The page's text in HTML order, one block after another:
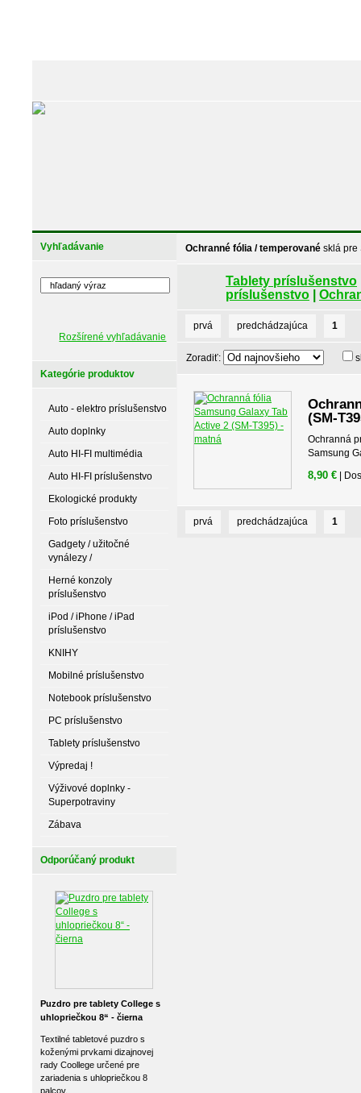
Vyhľadávanie
Rozšírené vyhľadávanie
Kategórie produktov
Auto - elektro príslušenstvo
Auto doplnky
Auto HI-FI multimédia
Auto HI-FI príslušenstvo
Ekologické produkty
Foto príslušenstvo
Gadgety / užitočné
vynálezy /
Herné konzoly
príslušenstvo
iPod / iPhone / iPad
príslušenstvo
KNIHY
Mobilné príslušenstvo
Notebook príslušenstvo
PC príslušenstvo
Tablety príslušenstvo
Výpredaj !
Výživové doplnky -
Superpotraviny
Zábava
Odporúčaný produkt
Puzdro pre tablety College s
uhlopriečkou 8“ - čierna
Textilné tabletové puzdro s
koženými prvkami dizajnovej
rady Coollege určené pre
zariadenia s uhlopriečkou 8
palcov.
Ochranné fólia / temperované sklá pre
Tablety príslušenstvo
príslušenstvo
prvá predchádzajúca 1
Zoradiť:
(SM-
Ochranná
Samsung
8,90 € |
prvá predchádzajúca 1